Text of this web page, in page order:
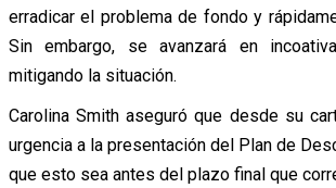
erradicar el problema de fondo y
Sin embargo, se avanzará en
mitigando la situación.
Carolina Smith aseguró que desde su
urgencia a la presentación del Plan de
que esto sea antes del plazo final que